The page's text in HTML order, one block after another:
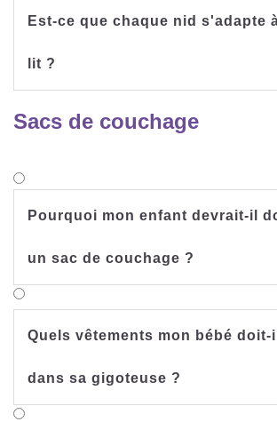
Est-ce que chaque nid s'adapte
lit ?
Sacs de couchage
Pourquoi mon enfant devrait-il
un sac de couchage ?
Quels vêtements mon bébé
dans sa gigoteuse ?